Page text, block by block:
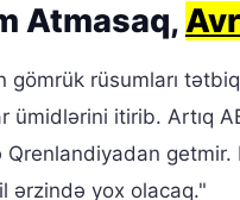
Atmasaq,
gömrük rüsumları
ümidlərini itirib. Artıq
ərzində yox olacaq."